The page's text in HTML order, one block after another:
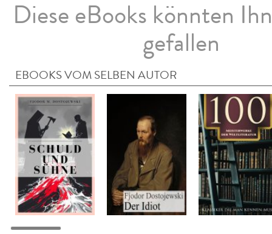
Diese eBooks könnten
gefallen
EBOOKS VOM SELBEN AUTOR